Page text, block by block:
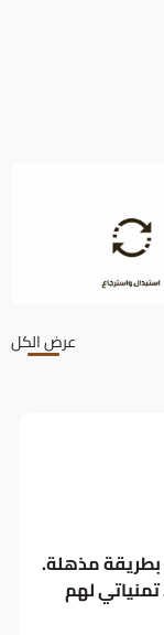
عرض الكل
بطريقة مذهلة.
لهم